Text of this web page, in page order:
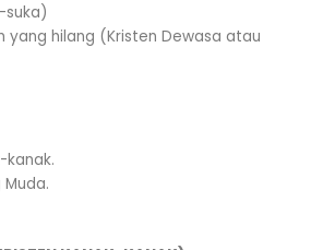
suka)
yang hilang (Kristen Dewasa atau
kanak.